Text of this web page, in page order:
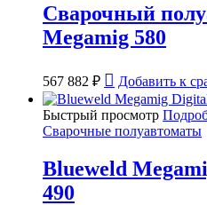
Сварочный
Megamig 580
567 882 ₽ Добавить к
Быстрый просмотр
Сварочные полуавтоматы
Blueweld
490